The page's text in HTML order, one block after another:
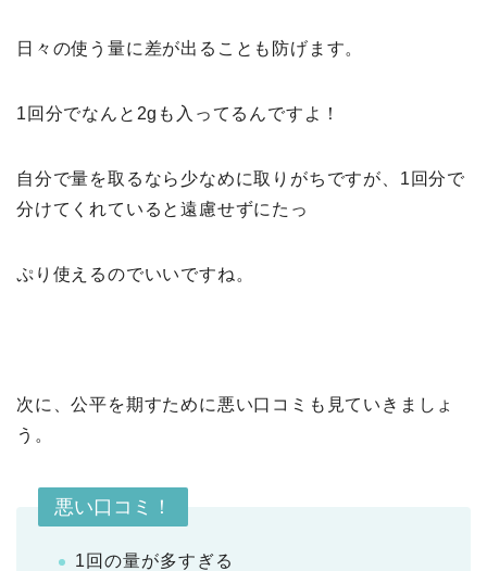
日々の使う量に差が出ることも防げます。
1回分でなんと2gも入ってるんですよ！
自分で量を取るなら少なめに取りがちですが、1回分で
分けてくれていると遠慮せずにたっ
ぷり使えるのでいいですね。
次に、公平を期すために悪い口コミも見ていきましょ
う。
悪い口コミ！
1回の量が多すぎる